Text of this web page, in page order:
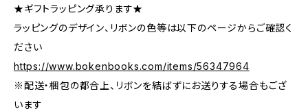
★ギフトラッピング承ります★
ラッピングのデザイン、リボンの色等は以下のページからご確認く
ださい
https://www.bokenbooks.com/items/56347964
※配送・梱包の都合上、リボンを結ばずにお送りする場合もござ
います